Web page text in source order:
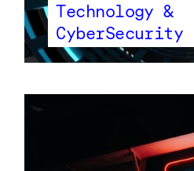
Technology &
CyberSecurity